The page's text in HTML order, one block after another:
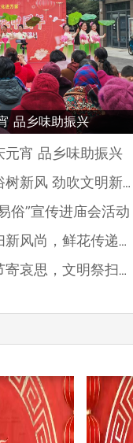
品乡味助振兴
元宵 品乡味助振兴
风 劲吹文明新风尚
俗”宣传进庙会活动
尚，鲜花传递情更浓
思，文明祭扫树新风